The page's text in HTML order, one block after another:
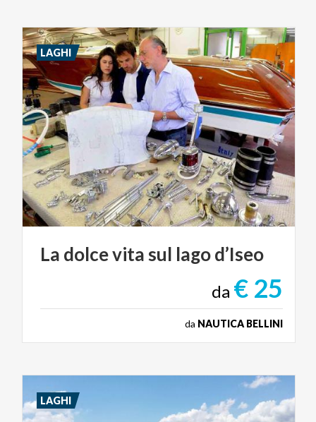
La dolcevita sul lagod’Iseo
da € 25
da NAUTICA BELLINI
LAGHI
LAGHI